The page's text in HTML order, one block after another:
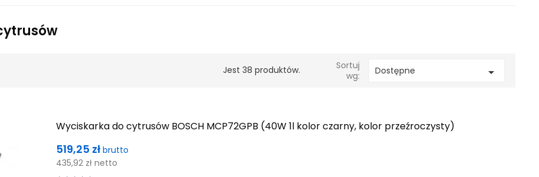
Jest 38 produktów.
Sortuj
wg:
Dostępne 
Wyciskarka do cytrusów BOSCH MCP72GPB (40W 1l kolor czarny, kolor przeźroczysty)
Cena
519,25 złbrutto
435,92 zł netto